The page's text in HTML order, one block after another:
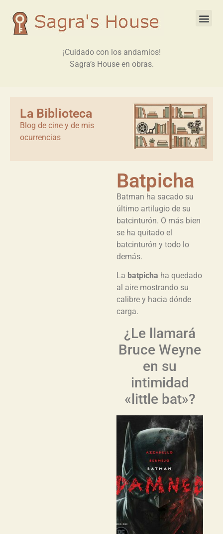
¡Cuidado con los andamios!
Sagra’s House en obras.
La Biblioteca
Blog de cine y de mis
ocurrencias
Batpicha
Batman ha sacado su
último artilugio de su
batcinturón. O más bien
se ha quitado el
batcinturón y todo lo
demás.
La batpicha ha quedado
al aire mostrando su
calibre y hacia dónde
carga.
¿Le llamará
Bruce Weyne
en su
intimidad
«little bat»?